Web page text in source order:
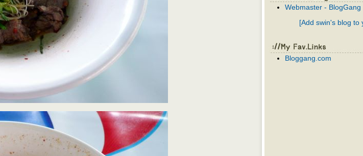
Webmaster - BlogGang
[Add swin's blog to
Bloggang.com